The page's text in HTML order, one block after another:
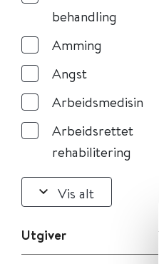
behandling
Amming
Angst
Arbeidsmedisin
Arbeidsrettet
rehabilitering
Vis alt
Utgiver